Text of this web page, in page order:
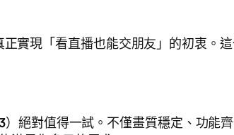
實現「看直播也能交朋友」的初衷。
）絕對值得一試。不僅畫質穩定、功能